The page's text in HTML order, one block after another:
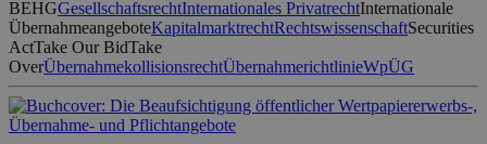
BEHGGesellschaftsrechtInternationales PrivatrechtInternationale
ÜbernahmeangeboteKapitalmarktrechtRechtswissenschaftSecurities
ActTake Our BidTake
OverÜbernahmekollisionsrechtÜbernahmerichtlinieWpÜG